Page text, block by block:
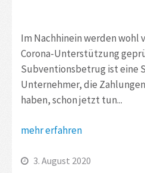
Im Nachhinein werden wohl
Corona-Unterstützung
Subventionsbetrug ist eine
Unternehmer, die
haben, schon jetzt tun...
mehr erfahren
3. August 2020